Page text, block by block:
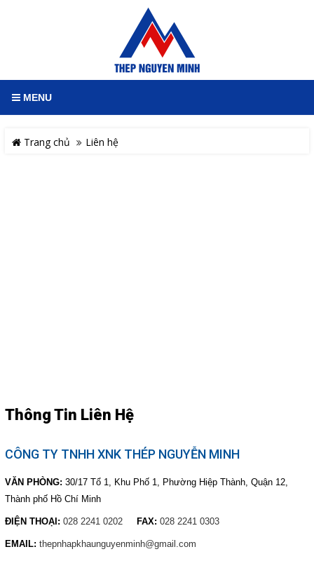
MENU
Trang chủ Liên hệ
Thông Tin Liên Hệ
CÔNG TY TNHH XNK THÉP NGUYỄN MINH
VĂN PHÒNG: 30/17 Tổ 1, Khu Phố 1, Phường Hiệp Thành, Quận 12,
Thành phố Hồ Chí Minh
ĐIỆN THOẠI: 028 2241 0202 FAX: 028 2241 0303
EMAIL: thepnhapkhaunguyenminh@gmail.com